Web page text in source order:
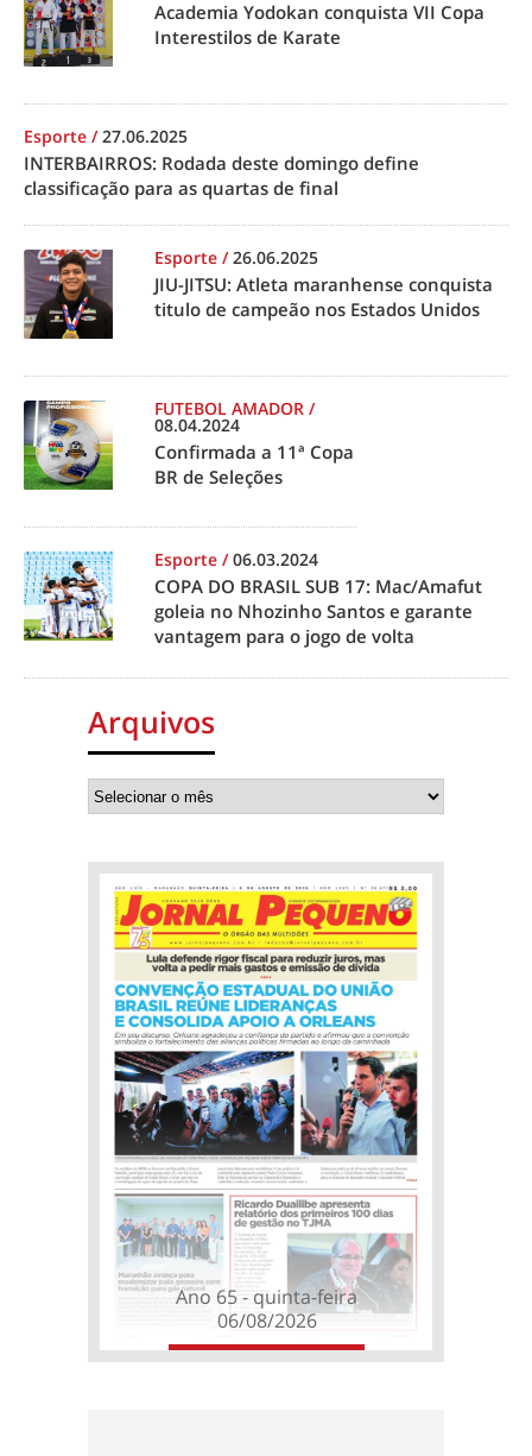
Academia Yodokan conquista VII Copa
Interestilos de Karate
Esporte /27.06.2025
INTERBAIRROS: Rodada deste domingo define
classificação para as quartas de final
Esporte /26.06.2025
JIU-JITSU: Atleta maranhense conquista
titulo de campeão nos Estados Unidos
FUTEBOL AMADOR /
08.04.2024
Confirmada a 11ª Copa
BR de Seleções
Esporte /06.03.2024
COPA DO BRASIL SUB 17: Mac/Amafut
goleia no Nhozinho Santos e garante
vantagem para o jogo de volta
Arquivos
Ano 65 - quinta-feira
06/08/2026